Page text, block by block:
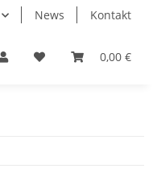
News Kontakt
0,00 €
Hersteller